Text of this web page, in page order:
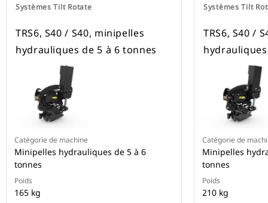
Systèmes Tilt Rotate
TRS6, S40 / S40, minipelles
hydrauliques de 5 à 6 tonnes
Catégorie de machine
Minipelles hydrauliques de 5 à 6
tonnes
Poids
165 kg
Systèmes Tilt
TRS6, S40 /
Catégorie de
Minipelles
tonnes
Poids
210 kg